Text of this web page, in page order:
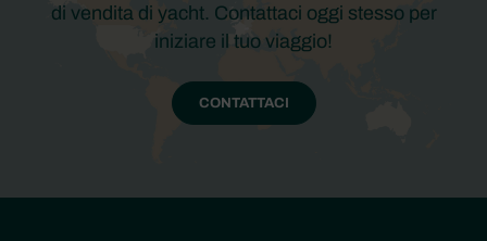
di vendita di yacht. Contattaci oggi stesso per
iniziare il tuo viaggio!
CONTATTACI